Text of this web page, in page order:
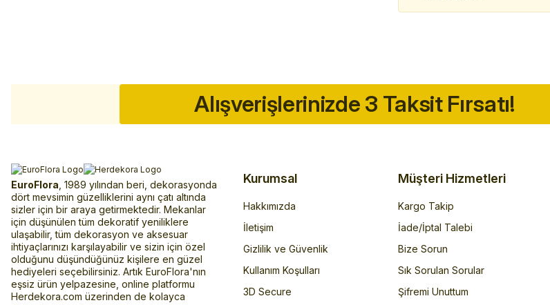
Alışverişlerinizde 3 Taksit Fırsatı!
EuroFlora , 1989 yılından beri, dekorasyonda
dört mevsimin güzelliklerini aynı çatı altında
sizler için bir araya getirmektedir. Mekanlar
için düşünülen tüm dekoratif yeniliklere
ulaşabilir, tüm dekorasyon ve aksesuar
ihtiyaçlarınızı karşılayabilir ve sizin için özel
olduğunu düşündüğünüz kişilere en güzel
hediyeleri seçebilirsiniz. Artık EuroFlora'nın
eşsiz ürün yelpazesine, online platformu
Herdekora.com üzerinden de kolayca
Kurumsal
Hakkımızda
İletişim
Gizlilik ve Güvenlik
Kullanım Koşulları
3D Secure
Müşteri Hizmetleri
Kargo Takip
İade/İptal Talebi
Bize Sorun
Sık Sorulan Sorular
Şifremi Unuttum